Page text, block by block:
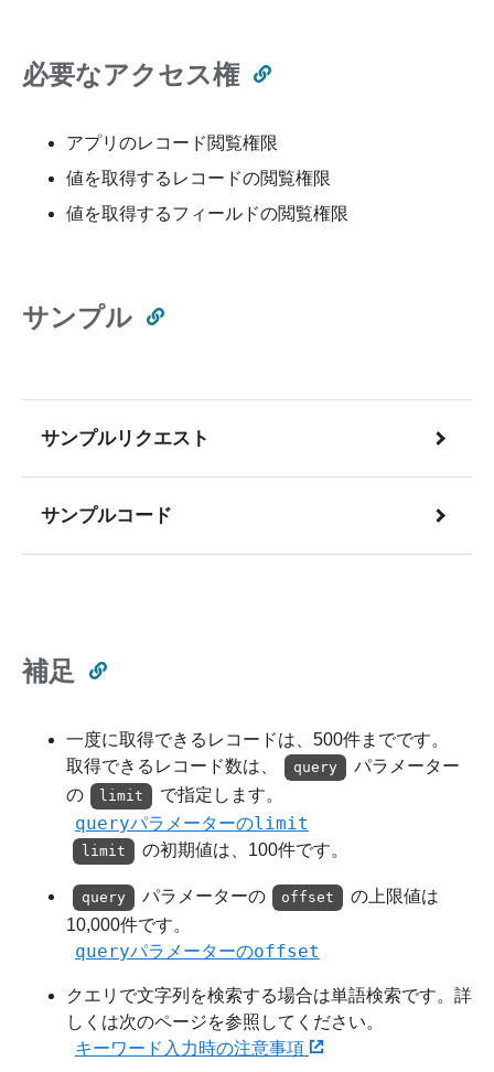
必要なアクセス権
アプリのレコード閲覧権限
値を取得するレコードの閲覧権限
値を取得するフィールドの閲覧権限
サンプル
サンプルリクエスト
サンプルコード
補足
一度に取得できるレコードは、500件までです。
取得できるレコード数は、
query
パラメーター
の
limit で指定します。
queryパラメーターのlimit
limit の初期値は、100件です。
query パラメーターの offset
の上限値は
10,000件です。
queryパラメーターのoffset
クエリで文字列を検索する場合は単語検索です。詳
しくは次のページを参照してください。
キーワード入力時の注意事項